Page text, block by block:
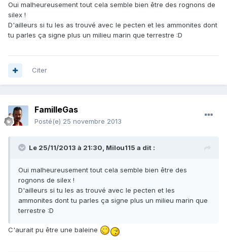
Oui malheureusement tout cela semble bien être des rognons de
silex !
D'ailleurs si tu les as trouvé avec le pecten et les ammonites dont
tu parles ça signe plus un milieu marin que terrestre :D
Citer
FamilleGas
Posté(e) 25 novembre 2013
Le 25/11/2013 à 21:30, Milou115 a dit :
Oui malheureusement tout cela semble bien être des
rognons de silex !
D'ailleurs si tu les as trouvé avec le pecten et les
ammonites dont tu parles ça signe plus un milieu marin que
terrestre :D
C'aurait pu être une baleine